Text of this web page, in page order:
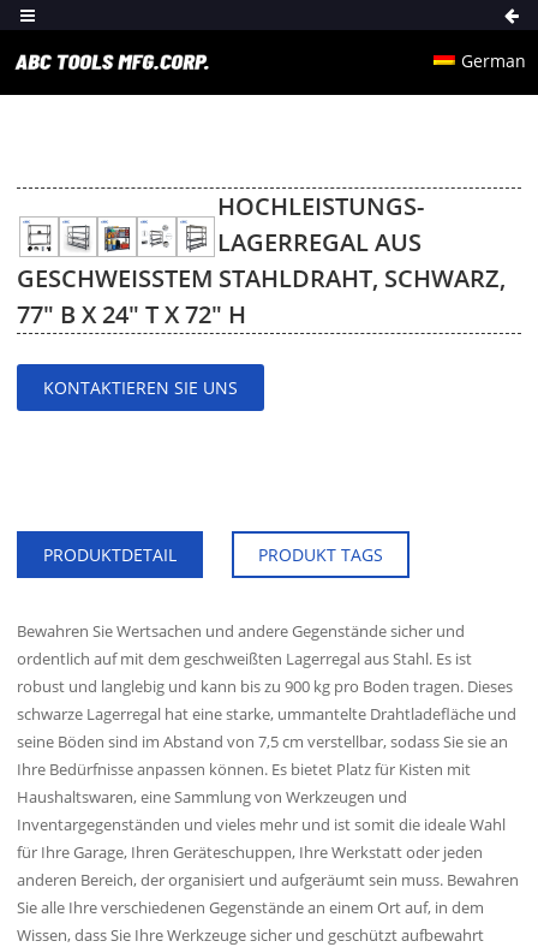
German
HOCHLEISTUNGS-
LAGERREGAL AUS
GESCHWEISSTEM STAHLDRAHT, SCHWARZ, 7
7″ B X 24″ T X 72″ H
KONTAKTIEREN SIE UNS
PRODUKTDETAIL PRODUKT TAGS
Bewahren Sie Wertsachen und andere Gegenstände sicher und
ordentlich auf mit dem geschweißten Lagerregal aus Stahl. Es ist
robust und langlebig und kann bis zu 900 kg pro Boden tragen. Dieses
schwarze Lagerregal hat eine starke, ummantelte Drahtladefläche und
seine Böden sind im Abstand von 7,5 cm verstellbar, sodass Sie sie an
Ihre Bedürfnisse anpassen können. Es bietet Platz für Kisten mit
Haushaltswaren, eine Sammlung von Werkzeugen und
Inventargegenständen und vieles mehr und ist somit die ideale Wahl
für Ihre Garage, Ihren Geräteschuppen, Ihre Werkstatt oder jeden
anderen Bereich, der organisiert und aufgeräumt sein muss. Bewahren
Sie alle Ihre verschiedenen Gegenstände an einem Ort auf, in dem
Wissen, dass Sie Ihre Werkzeuge sicher und geschützt aufbewahrt